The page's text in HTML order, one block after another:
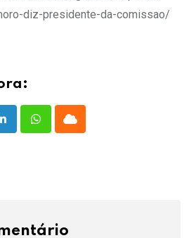
diz-presidente-da-comissao/
LinkedInWhatsappCloud